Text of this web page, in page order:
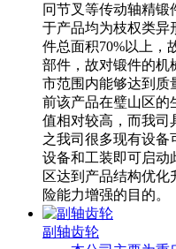
冋节叉等传动轴精锻
于产品均为枝权类异
件总面积70%以上，
部件，故对锻件的机
市范围内能够达到质
前该产品在璧山区的
值相对较高，而我司
之我司很多现有设备
设备和工装即可启动
区达到产品结构优
险能力增强的目的。
副轴齿轮